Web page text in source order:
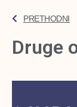
PRETHODNI
Druge